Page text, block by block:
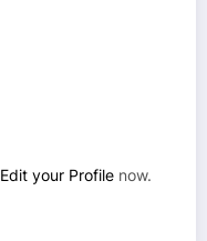
Edit your Profile now.